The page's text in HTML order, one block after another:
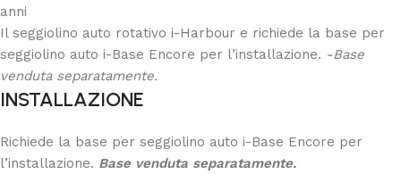
anni
Il seggiolino auto rotativo i-Harbour e richiede la base per
seggiolino auto i-Base Encore per l’installazione. -Base
venduta separatamente.
INSTALLAZIONE
Richiede la base per seggiolino auto i-Base Encore per
l’installazione. Base venduta separatamente.